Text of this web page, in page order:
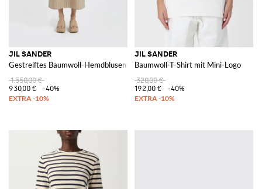
JIL SANDER
Gestreiftes Baumwoll-Hemdblusenkleid
1.550,00 €
930,00 €
-40%
JIL SANDER
Baumwoll-T-Shirt mit Mini-Logo
320,00 €
192,00 €
-40%